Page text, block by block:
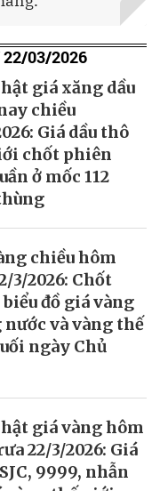
22/03/2026
giá xăng dầu
chiều
Giá dầu thô
chốt phiên
ở mốc 112
chiều hôm
3/2026: Chốt
đồ giá vàng
và vàng thế
ngày Chủ
giá vàng hôm
22/3/2026: Giá
9999, nhẫn